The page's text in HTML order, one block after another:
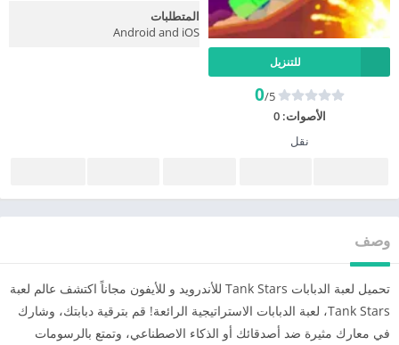
للتنزيل
0/5
الأصوات:0
نقل
المتطلبات
Android and iOS
وصف
تحميل لعبة الدبابات Tank Stars للأندرويد و للأيفون مجاناً اكتشف عالم لعبة
Tank Stars، لعبة الدبابات الاستراتيجية الرائعة! قم بترقية دبابتك، وشارك
في معارك مثيرة ضد أصدقائك أو الذكاء الاصطناعي، وتمتع بالرسومات